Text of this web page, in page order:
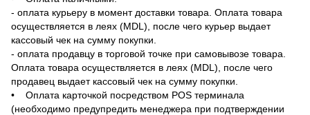
- оплата курьеру в момент доставки товара. Оплата товара
осуществляется в леях (MDL), после чего курьер выдает
кассовый чек на сумму покупки.
- оплата продавцу в торговой точке при самовывозе товара.
Оплата товара осуществляется в леях (MDL), после чего
продавец выдает кассовый чек на сумму покупки.
• Оплата карточкой посредством POS терминала
(необходимо предупредить менеджера при подтверждении